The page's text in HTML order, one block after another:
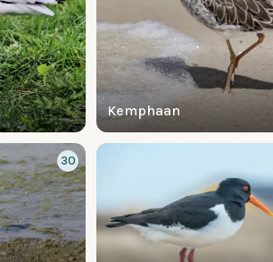
Kemphaan
30